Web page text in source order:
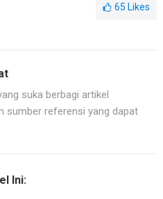
65 Likes
suka berbagi artikel
sumber referensi yang dapat
Ini: